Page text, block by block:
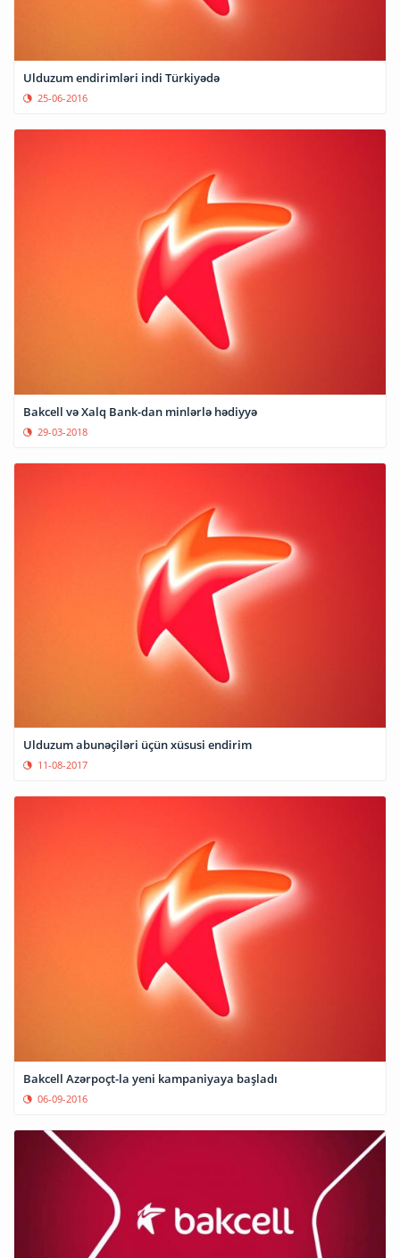
Ulduzum endirimləri indi Türkiyədə
25-06-2016
Bakcell və Xalq Bank-dan minlərlə hədiyyə
29-03-2018
Ulduzum abunəçiləri üçün xüsusi endirim
11-08-2017
Bakcell Azərpoçt-la yeni kampaniyaya başladı
06-09-2016